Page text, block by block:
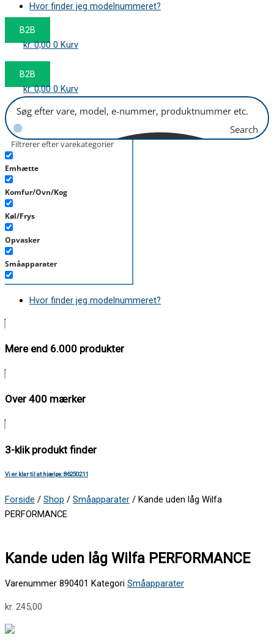
Tørretumbler
Tilbehør/Plejemidler
Hvor finder jeg modelnummeret?
B2B
kr.0,00 0 Kurv
B2B
kr.0,00 0 Kurv
Search
Filtrerer efter varekategorier
Emhætte
Komfur/Ovn/Kog
Køl/Frys
Opvasker
Småapparater
Støvsuger
Hvor finder jeg modelnummeret?
Mere end 6.000 produkter
Over 400 mærker
3-klik produkt finder
Vi er klar til at hjælpe: 86250211
Forside / Shop / Småapparater / Kande uden låg Wilfa
PERFORMANCE
Kande uden låg Wilfa PERFORMANCE
Varenummer 890401 Kategori Småapparater
kr. 245,00